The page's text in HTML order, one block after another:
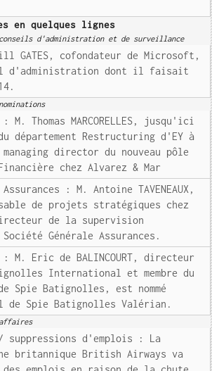
en quelques lignes
d'administration et de surveillance
GATES, cofondateur de Microsoft,
d'administration dont il faisait
Thomas MARCORELLES, jusqu'ici
département Restructuring d'EY à
director du nouveau pôle
chez Alvarez & Mar
: M. Antoine TAVENEAUX,
de projets stratégiques chez
de la supervision
Générale Assurances.
M. Eric de BALINCOURT, directeur
International et membre du
Spie Batignolles, est nommé
de Spie Batignolles Valérian.
d'emplois : La
britannique British Airways va